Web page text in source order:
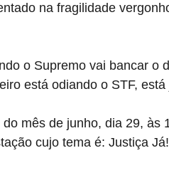
na fragilidade
o Supremo vai bancar o
está odiando o STF,
mês de junho, dia 29, às
cujo tema é: Justiça